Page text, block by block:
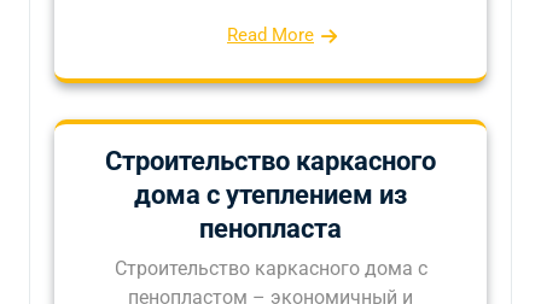
Read More
Строительство каркасного
дома с утеплением из
пенопласта
Строительство каркасного дома с
пенопластом – экономичный и